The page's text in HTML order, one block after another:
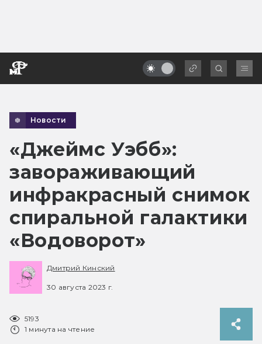
Новости
«Джеймс Уэбб»:
завораживающий
инфракрасный снимок
спиральной галактики
«Водоворот»
Дмитрий Кинский
30 августа 2023 г.
5193
1 минута на чтение